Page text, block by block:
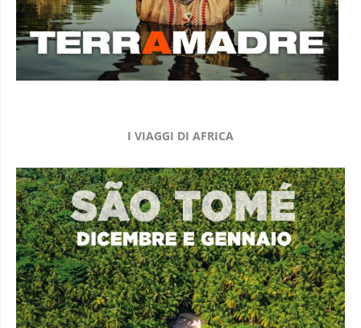
I VIAGGI DI AFRICA